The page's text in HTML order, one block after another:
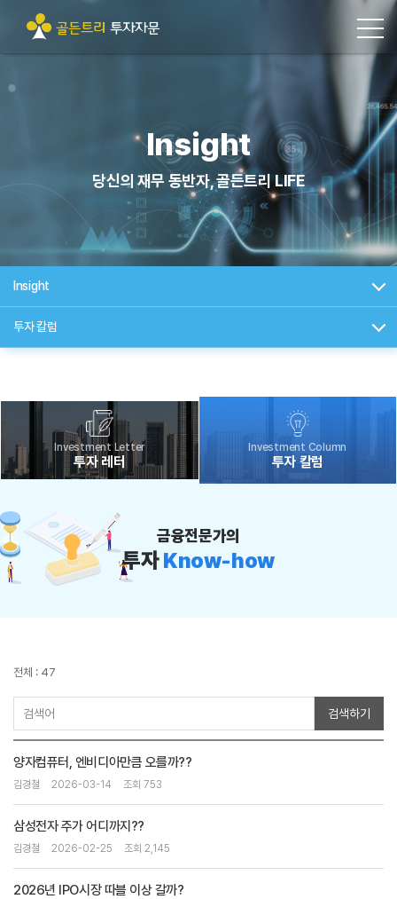
Insight
당신의 재무 동반자, 골든트리 LIFE
Insight
투자 칼럼
Investment Letter
투자 레터
Investment Column
투자 칼럼
금융전문가의
투자Know-how
전체 : 47
검색하기
양자컴퓨터, 엔비디아만큼 오를까??
김경철 2026-03-14 조회 753
삼성전자 주가 어디까지??
김경철 2026-02-25 조회 2,145
2026년 IPO시장 따블 이상 갈까?